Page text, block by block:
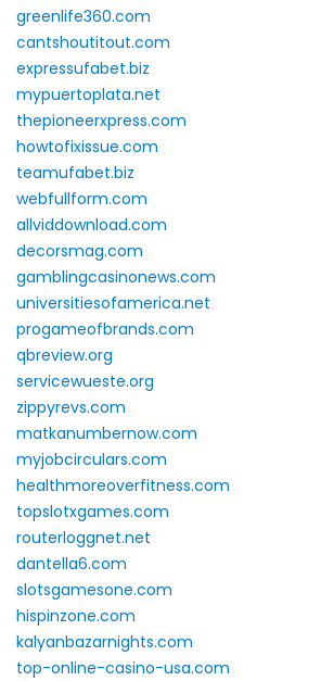
greenlife360.com
cantshoutitout.com
expressufabet.biz
mypuertoplata.net
thepioneerxpress.com
howtofixissue.com
teamufabet.biz
webfullform.com
allviddownload.com
decorsmag.com
gamblingcasinonews.com
universitiesofamerica.net
progameofbrands.com
qbreview.org
servicewueste.org
zippyrevs.com
matkanumbernow.com
myjobcirculars.com
healthmoreoverfitness.com
topslotxgames.com
routerloggnet.net
dantella6.com
slotsgamesone.com
hispinzone.com
kalyanbazarnights.com
top-online-casino-usa.com